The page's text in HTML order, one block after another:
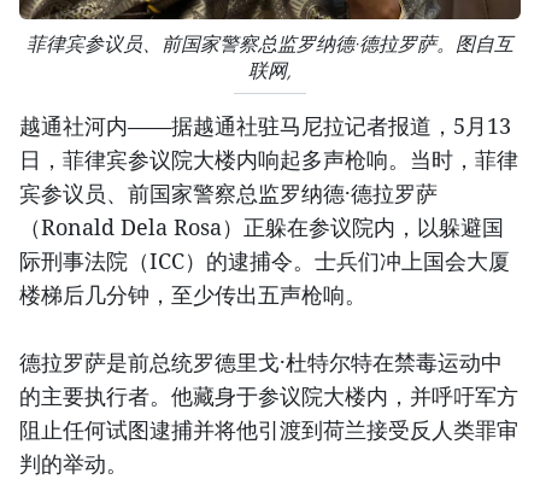
菲律宾参议员、前国家警察总监罗纳德·德拉罗萨。图自互
联网,
越通社河内——据越通社驻马尼拉记者报道，5月13
日，菲律宾参议院大楼内响起多声枪响。当时，菲律
宾参议员、前国家警察总监罗纳德·德拉罗萨
（Ronald Dela Rosa）正躲在参议院内，以躲避国
际刑事法院（ICC）的逮捕令。士兵们冲上国会大厦
楼梯后几分钟，至少传出五声枪响。
德拉罗萨是前总统罗德里戈·杜特尔特在禁毒运动中
的主要执行者。他藏身于参议院大楼内，并呼吁军方
阻止任何试图逮捕并将他引渡到荷兰接受反人类罪审
判的举动。